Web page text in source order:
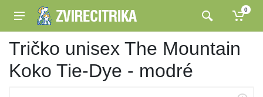
0
Tričko unisex The Mountain
Koko Tie-Dye - modré